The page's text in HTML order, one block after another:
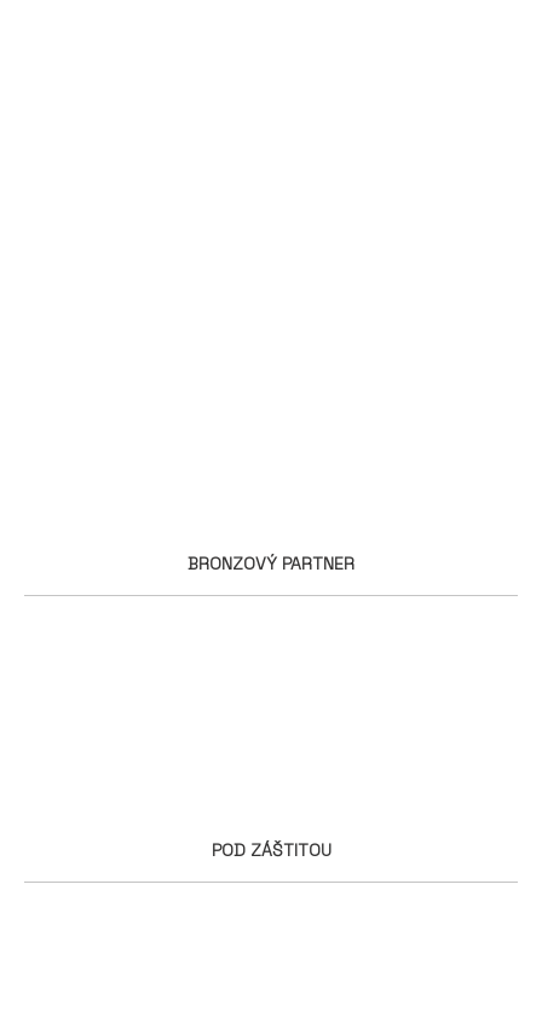
BRONZOVÝ PARTNER
POD ZÁŠTITOU